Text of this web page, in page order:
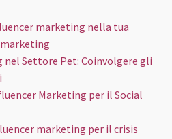
marketing nella tua
Settore Pet: Coinvolgere gli
Marketing per il Social
marketing per il crisis